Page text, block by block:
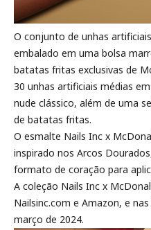
O conjunto de unhas
embalado em uma bolsa
batatas fritas exclusivas de
30 unhas artificiais médias
nude clássico, além de uma
de batatas fritas.
O esmalte Nails Inc x
inspirado nos Arcos
formato de coração para
A coleção Nails Inc x
Nailsinc.com e Amazon, e
março de 2024.